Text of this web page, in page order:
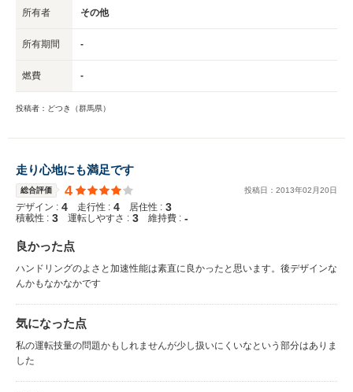
所有者 その他
所有期間 -
燃費 -
投稿者：どつき（群馬県）
走り心地にも満足です
総合評価 4 投稿日： 2013年02 月20日
デザイン : 4 走行性 : 4 居住性 : 3
積載性 : 3 運転しやすさ : 3 維持費 : -
良かった点
ハンドリングのよさと加速性能は素直に良かったと思います。後デザインな
んかもなかなかです
気になった点
私の運転技量の問題かもしれませんが少し扱いにくいなという部分はありま
した